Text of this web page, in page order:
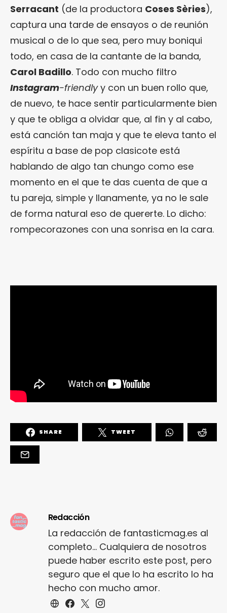
Serracant (de la productora Coses Sèries),
captura una tarde de ensayos o de reunión
musical o de lo que sea, pero muy boniqui
todo, en casa de la cantante de la banda,
Carol Badillo. Todo con mucho filtro
Instagram-friendlyy con un buen rollo que,
de nuevo, te hace sentir particularmente bien
y que te obliga a olvidar que, al fin y al cabo,
está canción tan maja y que te eleva tanto el
espíritu a base de pop clasicote está
hablando de algo tan chungo como ese
momento en el que te das cuenta de que a
tu pareja, simple y llanamente, ya no le sale
de forma natural eso de quererte. Lo dicho:
rompecorazones con una sonrisa en la cara.
SHARE TWEET
Redacción
La redacción de fantasticmag.es al
completo... Cualquiera de nosotros
puede haber escrito este post, pero
seguro que el que lo ha escrito lo ha
hecho con mucho amor.